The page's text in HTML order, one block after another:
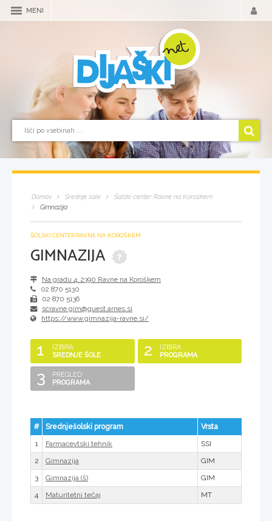
MENI
Domov Srednje šole
Šolski center Ravne na Koroškem
Gimnazija
ŠOLSKI CENTER RAVNE NA KOROŠKEM
GIMNAZIJA
Na gradu 4, 2390 Ravne na Koroškem
02 870 5130
02 870 5136
scravne.gim@guest.arnes.si
https://www.gimnazija-ravne.si/
1
IZBIRA
SREDNJE ŠOLE
2
IZBIRA
PROGRAMA
3
PREGLED
PROGRAMA
# Srednješolski program
Vrsta
1
Farmacevtski tehnik
SSI
2
Gimnazija
GIM
3
Gimnazija (š)
GIM
4
Maturitetni tečaj MT